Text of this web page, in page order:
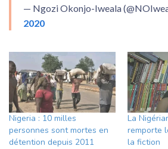
— Ngozi Okonjo-Iweala
2020
Nigeria : 10 milles
personnes sont mortes en
détention depuis 2011
La
remporte
la fiction